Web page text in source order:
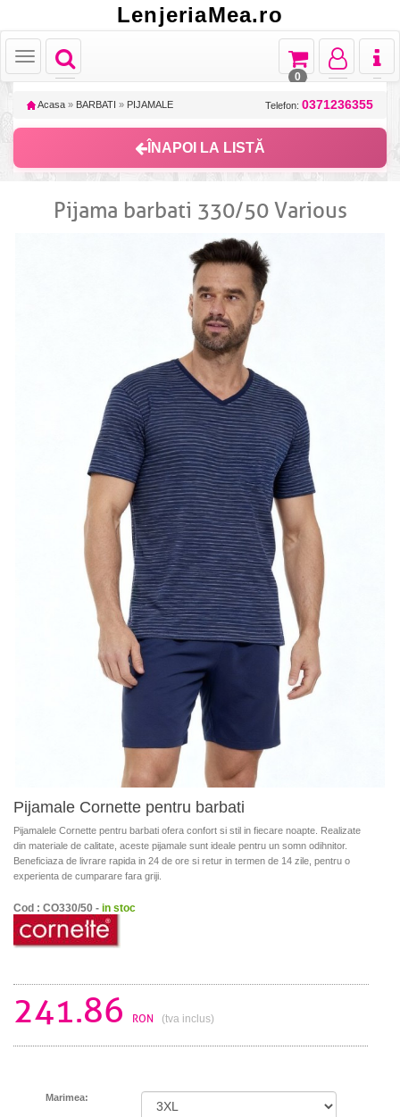
LenjeriaMea.ro
Toggle
navigation
Toggle
Toggle
navigation
Toggle
navigation
Toggle
navigation
0
Acasa » BARBATI » PIJAMALE Telefon: 0371236355
ÎNAPOI LA LISTĂ
Pijama barbati 330/50 Various
Pijamale Cornette pentru barbati
Pijamalele Cornette pentru barbati ofera confort si stil in fiecare noapte. Realizate
din materiale de calitate, aceste pijamale sunt ideale pentru un somn odihnitor.
Beneficiaza de livrare rapida in 24 de ore si retur in termen de 14 zile, pentru o
experienta de cumparare fara griji.
Cod : CO330/50 - in stoc
241.86 RON (tva inclus)
Marimea: